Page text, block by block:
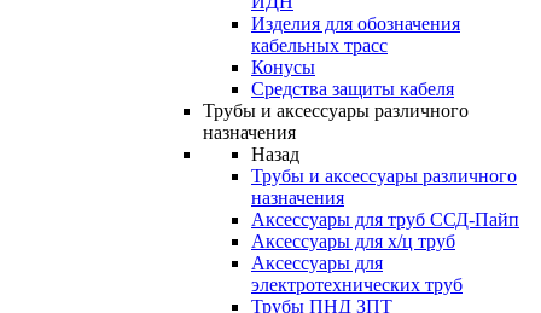
Изделия для обозначения
кабельных трасс
Конусы
Средства защиты кабеля
Трубы и аксессуары различного
назначения
Назад
Трубы и аксессуары различного
назначения
Аксессуары для труб ССД-Пайп
Аксессуары для х/ц труб
Аксессуары для
электротехнических труб
Трубы ПНД ЗПТ